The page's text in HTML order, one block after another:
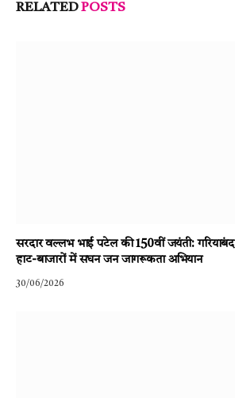
RELATEDPOSTS
सरदार वल्लभ भाई पटेल की 150वीं जयंती:
हाट-बाजारों में सघन जन जागरूकता अभियान
30/06/2026